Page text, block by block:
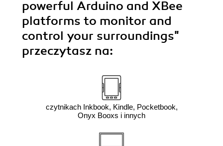
powerful Arduino and XBee
platforms to monitor and
control your surroundings"
przeczytasz na:
czytnikach Inkbook, Kindle, Pocketbook,
Onyx Booxs i innych